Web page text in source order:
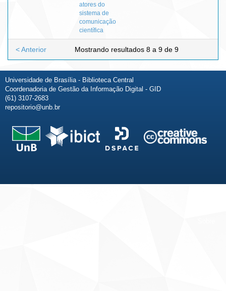
atores do
sistema de
comunicação
científica
Mostrando resultados 8 a 9 de 9
< Anterior
Universidade de Brasília - Biblioteca Central
Coordenadoria de Gestão da Informação Digital - GID
(61) 3107-2683
repositorio@unb.br